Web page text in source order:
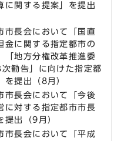
に関する提案」を提出
市長会において「国直
金に関する指定都市の
「地方分権改革推進委
勧告」に向けた指定都
を提出（8月）
市長会において「今後
に対する指定都市市長
提出（9月）
市長会において「平成